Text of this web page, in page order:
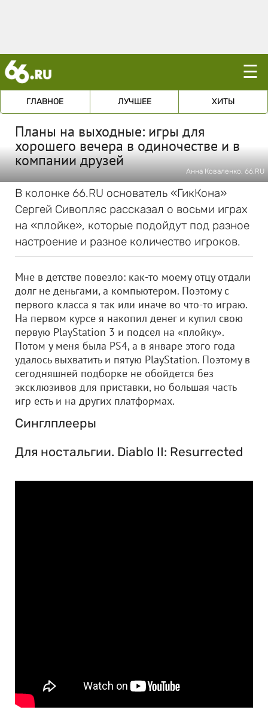
☰
ГЛАВНОЕ ЛУЧШЕЕ ХИТЫ
Планы на выходные: игры для
хорошего вечера в одиночестве и в
компании друзей
Анна Коваленко, 66.RU
В колонке 66.RU основатель «ГикКона»
Сергей Сивопляс рассказал о восьми играх
на «плойке», которые подойдут под разное
настроение и разное количество игроков.
Мне в детстве повезло: как-то моему отцу отдали
долг не деньгами, а компьютером. Поэтому с
первого класса я так или иначе во что-то играю.
На первом курсе я накопил денег и купил свою
первую PlayStation 3 и подсел на «плойку».
Потом у меня была PS4, а в январе этого года
удалось выхватить и пятую PlayStation. Поэтому в
сегодняшней подборке не обойдется без
эксклюзивов для приставки, но большая часть
игр есть и на других платформах.
Синглплееры
Для ностальгии. Diablo II: Resurrected